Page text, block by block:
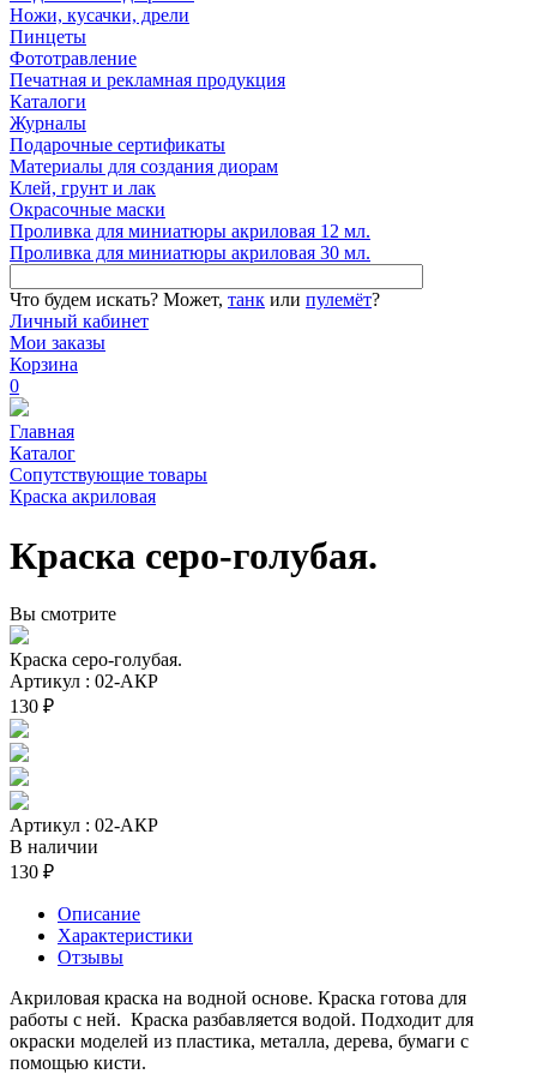
Ножи, кусачки, дрели
Пинцеты
Фототравление
Печатная и рекламная продукция
Каталоги
Журналы
Подарочные сертификаты
Материалы для создания диорам
Клей, грунт и лак
Окрасочные маски
Проливка для миниатюры акриловая 12 мл.
Проливка для миниатюры акриловая 30 мл.
Что будем искать? Может, танк или пулемёт?
Личный кабинет
Мои заказы
Корзина
0
Главная
Каталог
Сопутствующие товары
Краска акриловая
Краска серо-голубая.
Вы смотрите
Краска серо-голубая.
Артикул : 02-АКР
130 ₽
Артикул : 02-АКР
В наличии
130 ₽
Описание
Характеристики
Отзывы
Акриловая краска на водной основе. Краска готова для
работы с ней. Краска разбавляется водой. Подходит для
окраски моделей из пластика, металла, дерева, бумаги с
помощью кисти.